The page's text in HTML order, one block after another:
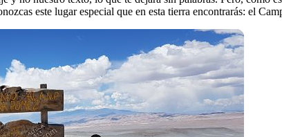
este lugar especial que en esta tierra encontrarás: el